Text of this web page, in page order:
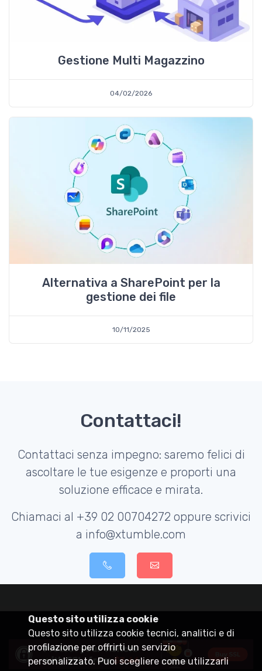
Gestione Multi Magazzino
04/02/2026
Alternativa a SharePoint per la
gestione dei file
10/11/2025
Contattaci!
Contattaci senza impegno: saremo felici di
ascoltare le tue esigenze e proporti una
soluzione efficace e mirata.
Chiamaci al +39 02 00704272 oppure scrivici
a info@xtumble.com
Questo sito utilizza cookie
Questo sito utilizza cookie tecnici, analitici e di
profilazione per offrirti un servizio
personalizzato. Puoi scegliere come utilizzarli